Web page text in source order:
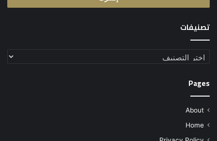
تصنيفات
تصنيفات
Pages
About
Home